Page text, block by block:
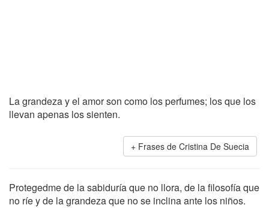
La grandeza y el amor son como los perfumes; los que los
llevan apenas los sienten.
Frases de Cristina De Suecia
Protegedme de la sabiduría que no llora, de la filosofía que
no ríe y de la grandeza que no se inclina ante los niños.